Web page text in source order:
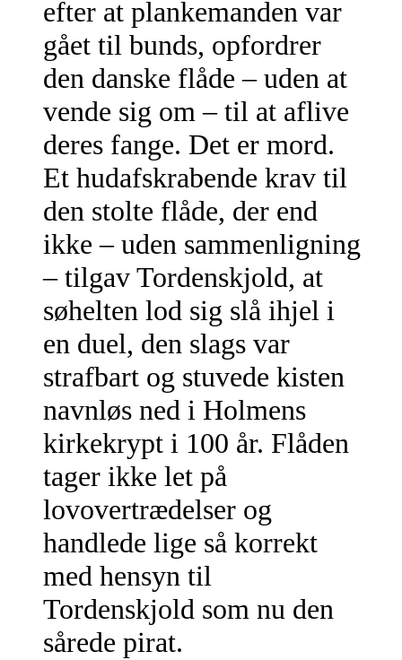
efter at plankemanden var
gået til bunds, opfordrer
den danske flåde – uden at
vende sig om – til at aflive
deres fange. Det er mord.
Et hudafskrabende krav til
den stolte flåde, der end
ikke – uden sammenligning
– tilgav Tordenskjold, at
søhelten lod sig slå ihjel i
en duel, den slags var
strafbart og stuvede kisten
navnløs ned i Holmens
kirkekrypt i 100 år. Flåden
tager ikke let på
lovovertrædelser og
handlede lige så korrekt
med hensyn til
Tordenskjold som nu den
sårede pirat.